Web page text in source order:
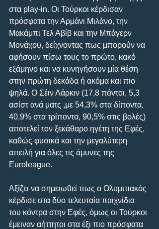
στα play-in. Οι Τούρκοι κέρδισαν
πρόσφατα την Αρμάνι Μιλάνο, την
Μακάμπι Τελ Αβίβ και την Μπάγερν
Μονάχου, δείχνοντας πως μπορούν να
αφήσουν πίσω τους το πρώτο, κακό
εξάμηνο και να κυνηγήσουν μία θέση
στην πρώτη δεκάδα ή ακόμα και πιο
ψηλά. Ο Σέιν Λάρκιν (17,8 πόντοι, 5,3
ασίστ ανά ματς ,με 54,3% στα δίποντα,
40,9% στα τρίποντα, 90,5% στις βολές)
αποτελεί τον ξεκάθαρο ηγέτη της Εφές,
καθώς φυσικά και την μεγαλύτερη
απειλή για όλες τις άμυνες της
Euroleague.
Αξίζει να σημειωθεί πως ο Ολυμπιακός
κέρδισε στα δύο τελευταία παιχνίδια
του κόντρα στην Εφές, όμως οι Τούρκοι
έμειναν αήττητοι στα έξι πιο πρόσφατα